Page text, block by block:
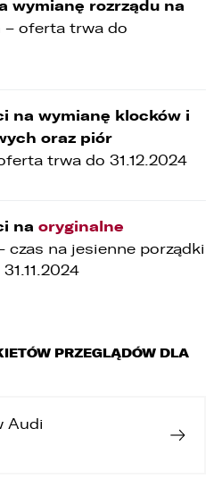
wymianę rozrządu na
– oferta trwa do
na wymianę klocków i
oraz piór
trwa do 31.12.2024
na oryginalne
czas na jesienne porządki
PRZEGLĄDÓW DLA
Audi
fizycznych w związku z
osobowych i w sprawie